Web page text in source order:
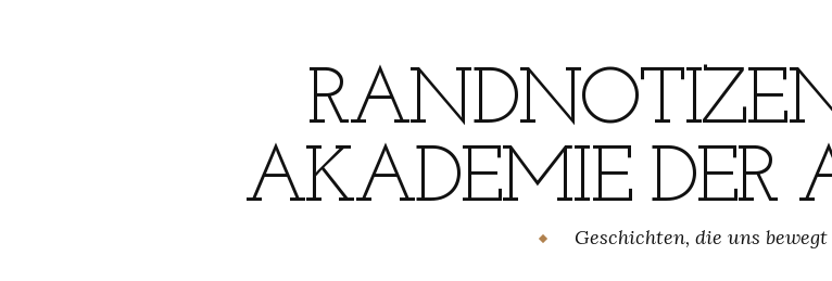
AKADEMIE DER
Geschichten, die uns bewegt